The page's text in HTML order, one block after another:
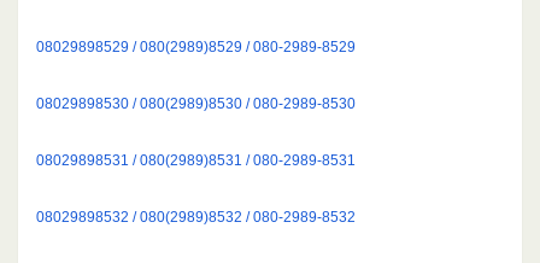
08029898529 / 080(2989)8529 / 080-2989-8529
08029898530 / 080(2989)8530 / 080-2989-8530
08029898531 / 080(2989)8531 / 080-2989-8531
08029898532 / 080(2989)8532 / 080-2989-8532